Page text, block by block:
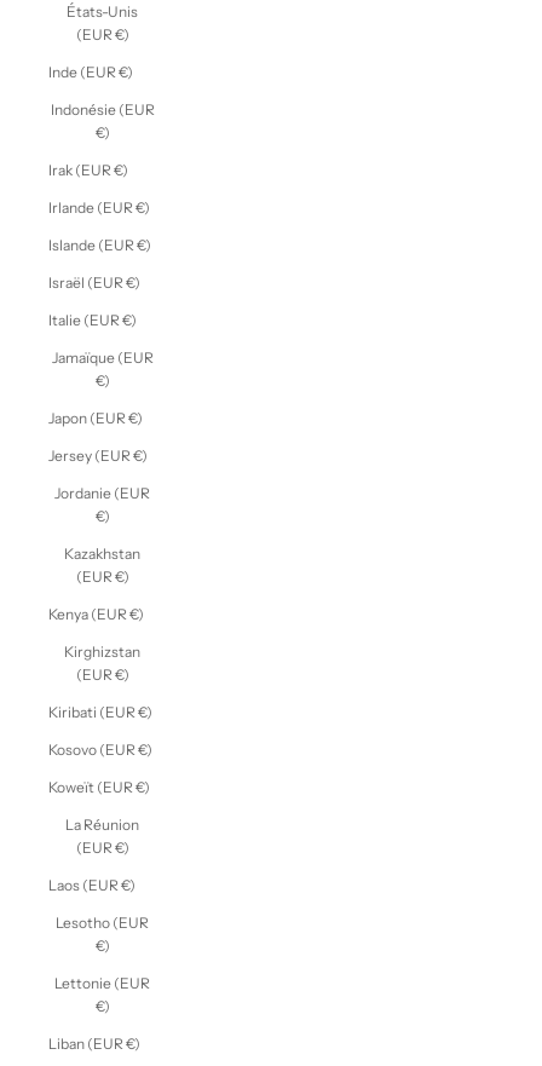
États-Unis
(EUR €)
Inde (EUR €)
Indonésie (EUR
€)
Irak (EUR €)
Irlande (EUR €)
Islande (EUR €)
Israël (EUR €)
Italie (EUR €)
Jamaïque (EUR
€)
Japon (EUR €)
Jersey (EUR €)
Jordanie (EUR
€)
Kazakhstan
(EUR €)
Kenya (EUR €)
Kirghizstan
(EUR €)
Kiribati (EUR €)
Kosovo (EUR €)
Koweït (EUR €)
La Réunion
(EUR €)
Laos (EUR €)
Lesotho (EUR
€)
Lettonie (EUR
€)
Liban (EUR €)